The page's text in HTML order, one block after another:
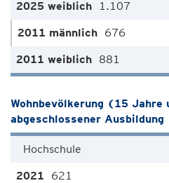
1.107
676
881
Wohnbevölkerung (15
abgeschlossener Ausbildung
Hochschule
621